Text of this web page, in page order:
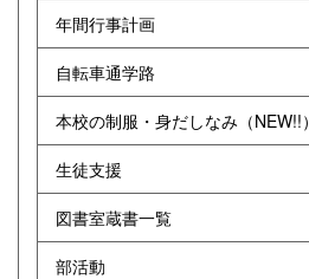
年間行事計画
自転車通学路
本校の制服・身だしなみ（NEW!!）
生徒支援
図書室蔵書一覧
部活動